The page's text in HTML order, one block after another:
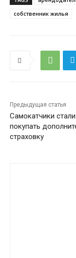
собственник жилья
Предыдущая статья
Самокатчики
покупать
страховку